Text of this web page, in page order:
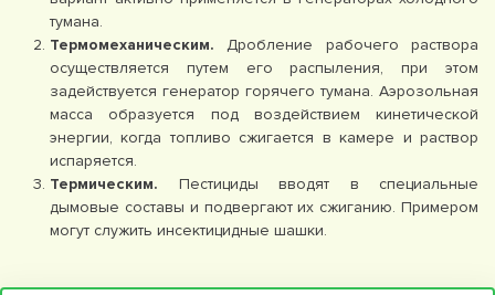
тумана.
Термомеханическим. Дробление рабочего раствора
осуществляется путем его распыления, при этом
задействуется генератор горячего тумана. Аэрозольная
масса образуется под воздействием кинетической
энергии, когда топливо сжигается в камере и раствор
испаряется.
Термическим. Пестициды вводят в специальные
дымовые составы и подвергают их сжиганию. Примером
могут служить инсектицидные шашки.